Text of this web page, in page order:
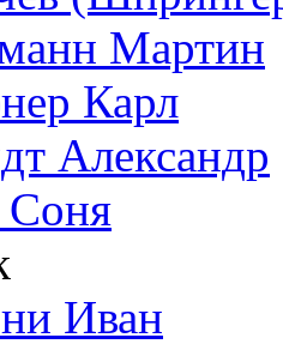
Мартин
Карл
Александр
Соня
Иван